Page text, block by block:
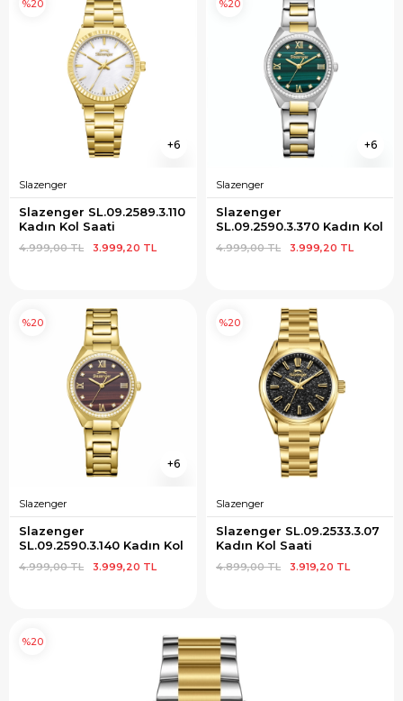
6
Slazenger
Slazenger SL.09.2589.3.110
Kadın Kol Saati
3.999,20 TL
4.999,00 TL
%20
6
Slazenger
Slazenger
SL.09.2590.3.370 Kadın Kol
3.999,20 TL
4.999,00 TL
%20
6
Slazenger
Slazenger
SL.09.2590.3.140 Kadın Kol
3.999,20 TL
4.999,00 TL
%20
Slazenger
Slazenger SL.09.2533.3.07
Kadın Kol Saati
3.919,20 TL
4.899,00 TL
%20
%20